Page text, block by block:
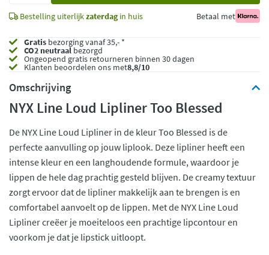
Bestelling uiterlijkzaterdagin huis Betaal met
Gratis bezorging vanaf 35,- *
CO2 neutraalbezorgd
Ongeopend gratis retourneren binnen 30 dagen
Klanten beoordelen ons met8,8/10
Omschrijving
NYX Line Loud Lipliner Too Blessed
De NYX Line Loud Lipliner in de kleur Too Blessed is de
perfecte aanvulling op jouw liplook. Deze lipliner heeft een
intense kleur en een langhoudende formule, waardoor je
lippen de hele dag prachtig gesteld blijven. De creamy textuur
zorgt ervoor dat de lipliner makkelijk aan te brengen is en
comfortabel aanvoelt op de lippen. Met de NYX Line Loud
Lipliner creëer je moeiteloos een prachtige lipcontour en
voorkom je dat je lipstick uitloopt.